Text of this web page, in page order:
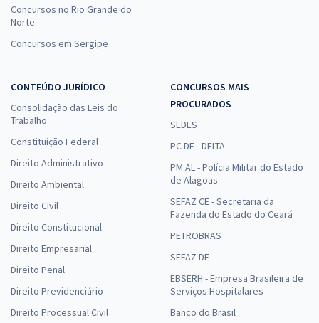
Concursos no Rio Grande do
Norte
Concursos em Sergipe
CONTEÚDO JURÍDICO
Consolidação das Leis do
Trabalho
Constituição Federal
Direito Administrativo
Direito Ambiental
Direito Civil
Direito Constitucional
Direito Empresarial
Direito Penal
Direito Previdenciário
Direito Processual Civil
CONCURSOS MAIS
PROCURADOS
SEDES
PC DF - DELTA
PM AL - Polícia Militar do Estado
de Alagoas
SEFAZ CE - Secretaria da
Fazenda do Estado do Ceará
PETROBRAS
SEFAZ DF
EBSERH - Empresa Brasileira de
Serviços Hospitalares
Banco do Brasil